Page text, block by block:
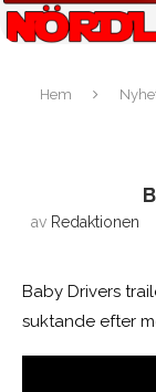
Hem
av Redaktionen
Baby Drivers
suktande efter